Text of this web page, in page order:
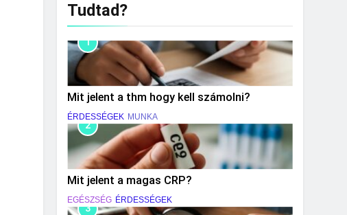
Tudtad?
1
Mit jelent a thm hogy kell számolni?
ÉRDESSÉGEK MUNKA
2
Mit jelent a magas CRP?
EGÉSZSÉG ÉRDESSÉGEK
3